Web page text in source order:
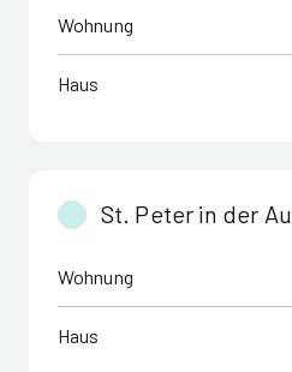
Wohnung
Haus
St. Peter in der Au
Wohnung
Haus